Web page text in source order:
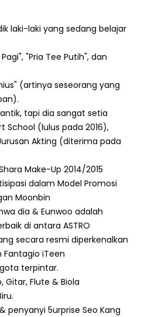
laki-laki yang sedang belajar
"Pria Tee Putih", dan
(artinya seseorang yang
tapi dia sangat setia
School (lulus pada 2016),
Akting (diterima pada
Make-Up 2014/2015
dalam Model Promosi
Moonbin
dia & Eunwoo adalah
di antara ASTRO
secara resmi diperkenalkan
iTeen
terpintar.
Gitar, Flute & Biola
penyanyi 5urprise Seo Kang